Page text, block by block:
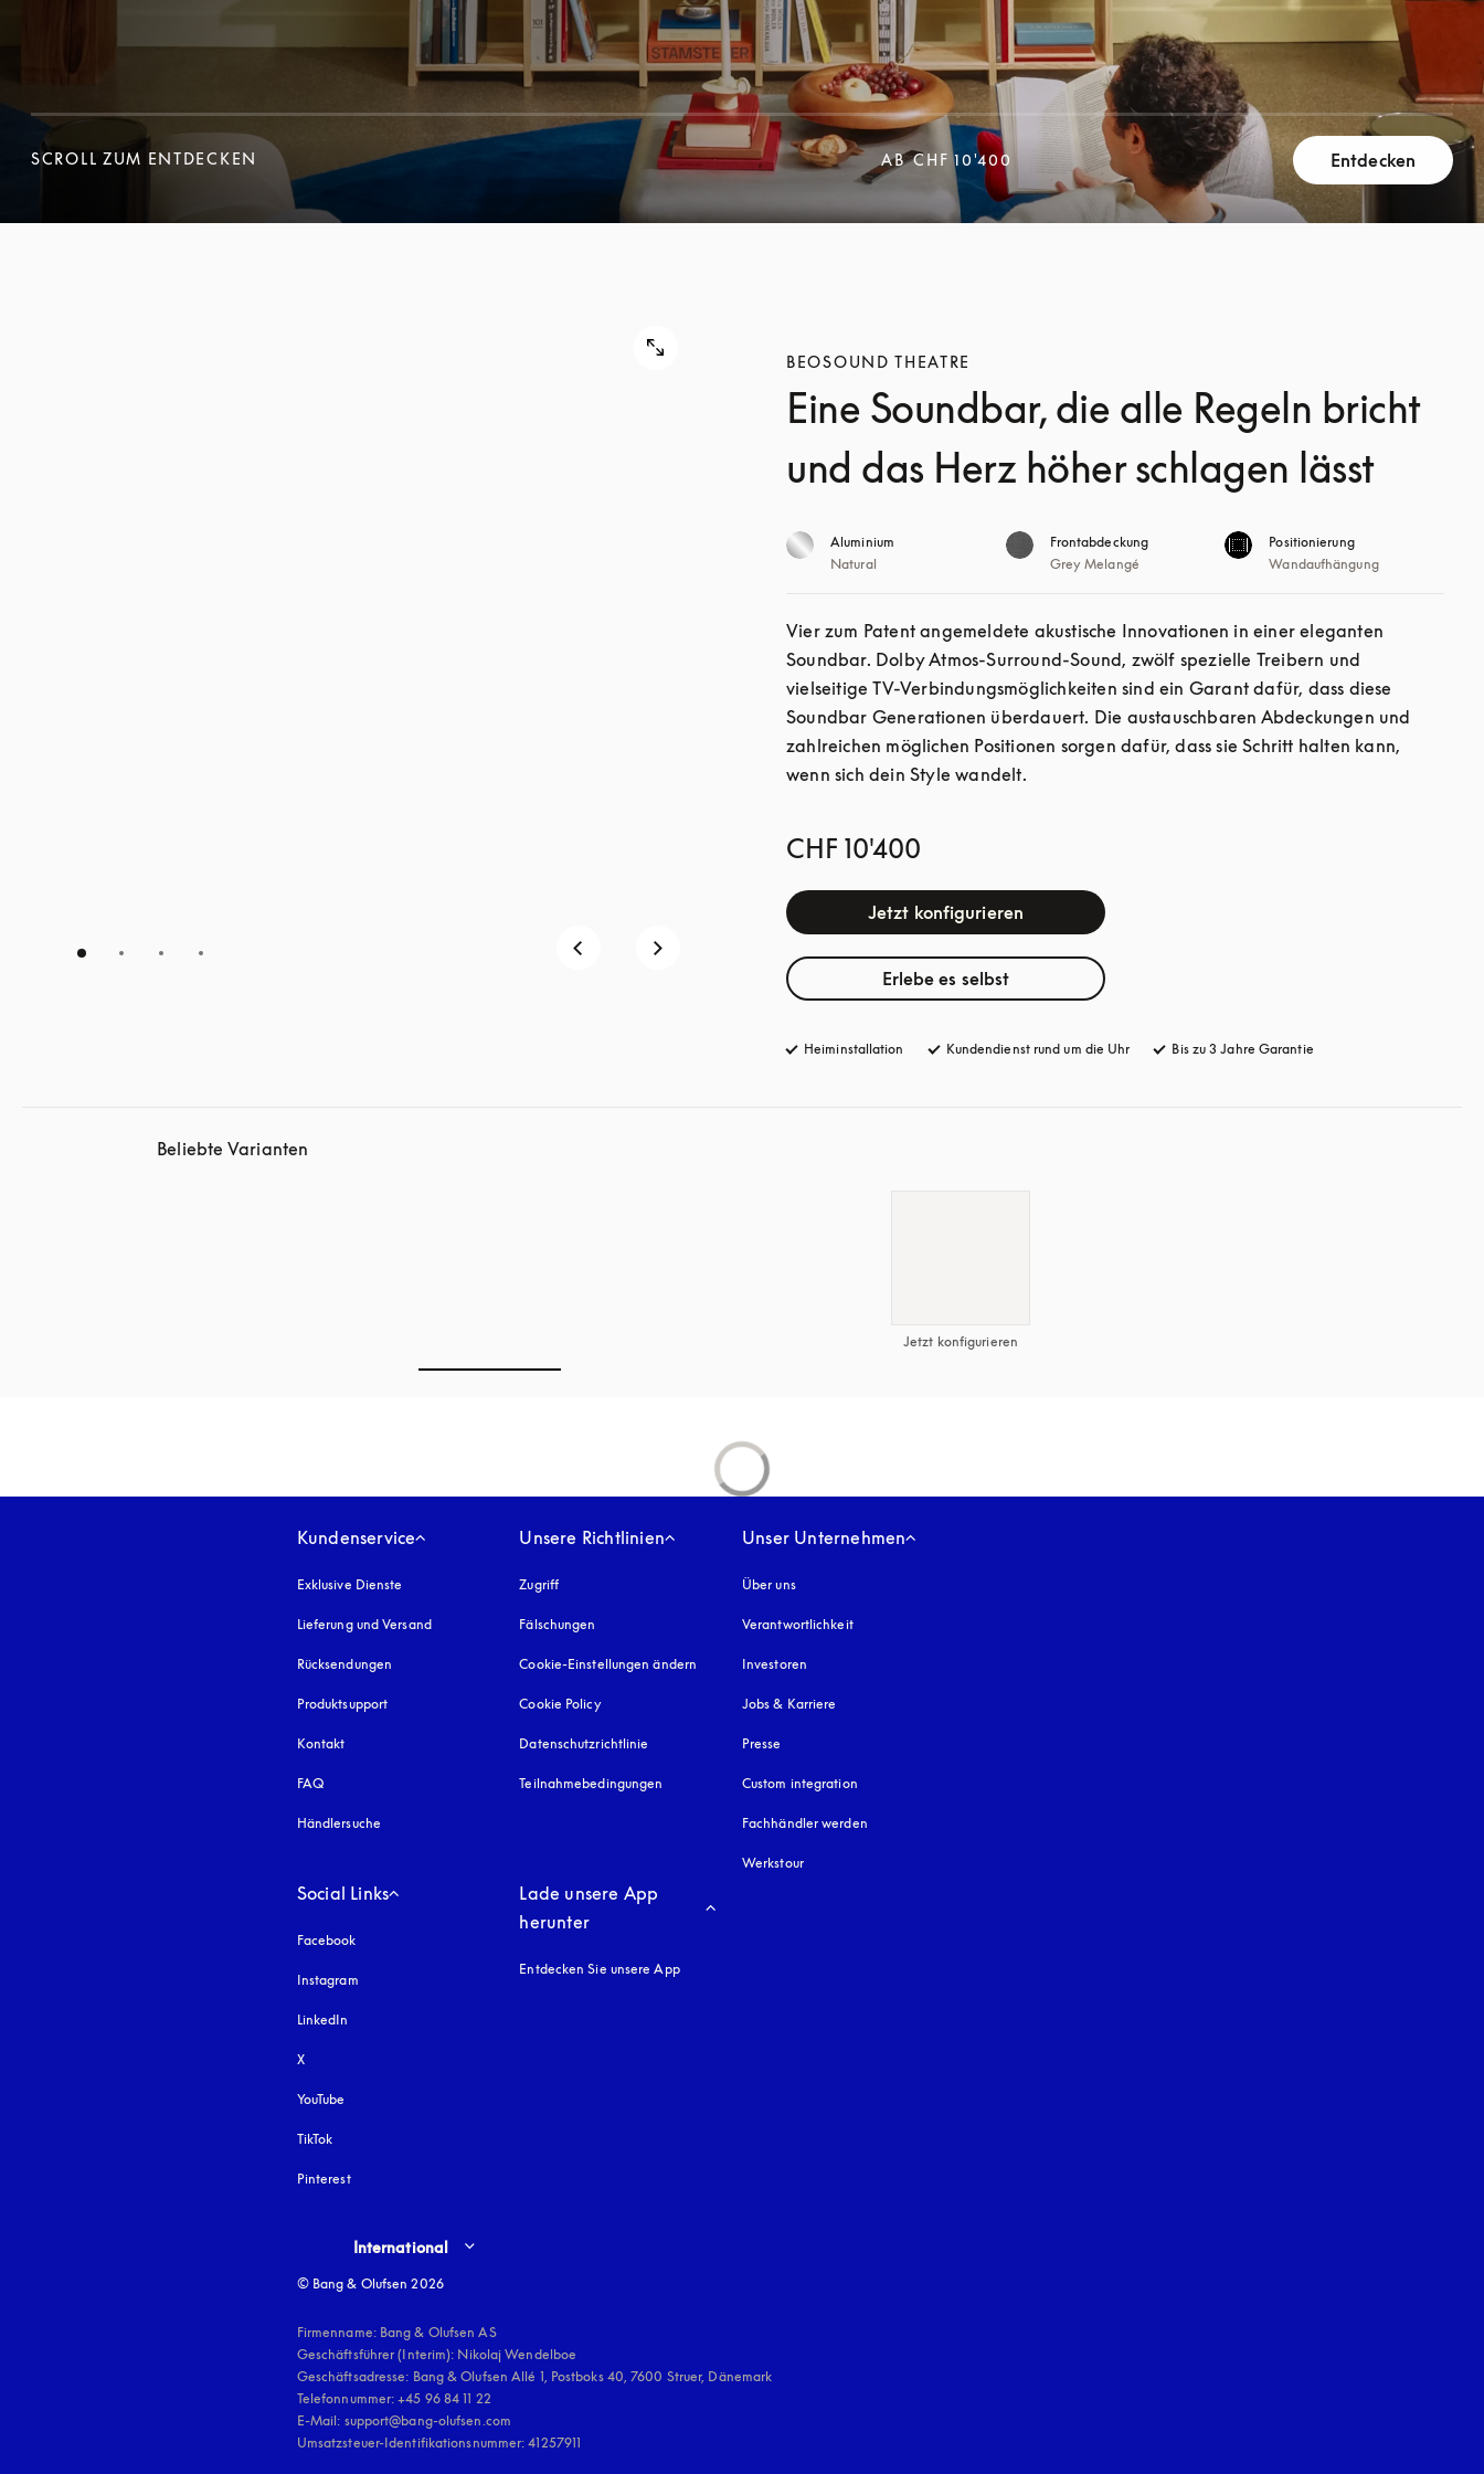
SCROLL ZUM ENTDECKEN
SCROLL ZUM ENTDECKEN
AB CHF 10'400 Entdecken
BEOSOUND THEATRE
Eine Soundbar, die alle Regeln bricht
und das Herz höher schlagen lässt
Aluminium
Natural
Frontabdeckung
Grey Melangé
Positionierung
Wandaufhängung
CHF 10'400
Jetzt konfigurieren
Erlebe es selbst
Vier zum Patent angemeldete akustische Innovationen in einer eleganten
Soundbar. Dolby Atmos-Surround-Sound, zwölf spezielle Treibern und
vielseitige TV-Verbindungsmöglichkeiten sind ein Garant dafür, dass diese
Soundbar Generationen überdauert. Die austauschbaren Abdeckungen und
zahlreichen möglichen Positionen sorgen dafür, dass sie Schritt halten kann,
wenn sich dein Style wandelt.
Heiminstallation Kundendienst rund um die Uhr öffnet sich in einem neuen Tab
Bis zu 3 Jahre Garantie
Beliebte Varianten
Jetzt konfigurieren
Kundenservice
Exklusive Dienste
Lieferung und Versand
Rücksendungen
Produktsupport
Kontakt
FAQ
Händlersuche
Unsere Richtlinien
Zugriff öffnet sich in einem neuen Tab
Fälschungen öffnet sich in einem neuen Tab
Cookie-Einstellungen ändern
Cookie Policyöffnet sich in einem neuen Tab
Datenschutzrichtlinie öffnet sich in einem neuen Tab
Teilnahmebedingungen
Unser Unternehmen
Über uns
Verantwortlichkeit
Investoren
Jobs & Karriere
Presse
Custom integration
Fachhändler werden
Werkstour
Social Links
Facebook
Instagram
LinkedIn
X
YouTube
TikTok
Pinterest
Lade unsere App
herunter
Entdecken Sie unsere App
Select country and language
International
© Bang & Olufsen 2026
Firmenname: Bang & Olufsen AS
Geschäftsführer (Interim): Nikolaj Wendelboe
Geschäftsadresse: Bang & Olufsen Allé 1, Postboks 40, 7600 Struer, Dänemark
Telefonnummer: +45 96 84 11 22
E-Mail: support@bang-olufsen.com
Umsatzsteuer-Identifikationsnummer: 41257911